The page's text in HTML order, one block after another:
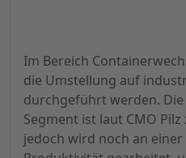
Im Bereich
die Umstellung auf
durchgeführt werden.
Segment ist laut CMO
jedoch wird noch an